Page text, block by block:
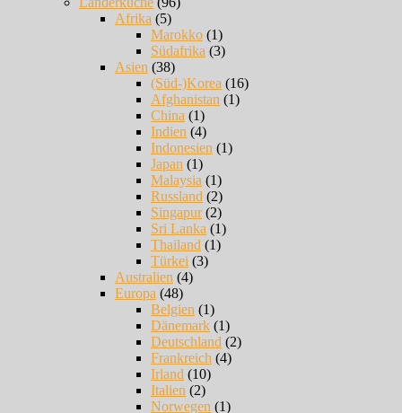
Afrika (5)
Marokko (1)
Südafrika (3)
Asien (38)
(Süd-)Korea (16)
Afghanistan (1)
China (1)
Indien (4)
Indonesien (1)
Japan (1)
Malaysia (1)
Russland (2)
Singapur(2)
Sri Lanka (1)
Thailand (1)
Türkei (3)
Australien (4)
Europa (48)
Belgien (1)
Dänemark (1)
Deutschland (2)
Frankreich (4)
Irland (10)
Italien (2)
Norwegen (1)